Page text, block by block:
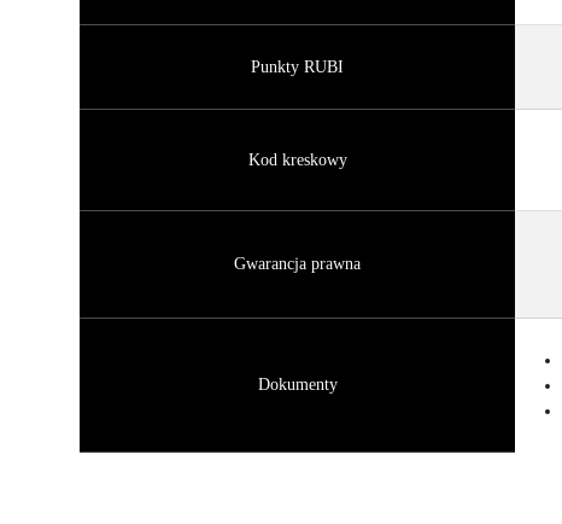
Punkty RUBI
Kod kreskowy
Gwarancja prawna
Dokumenty